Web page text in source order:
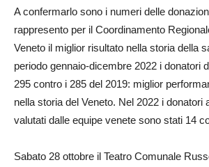
A confermarlo sono i numeri delle
rappresento per il Coordinamento
Veneto il miglior risultato nella storia della
periodo gennaio-dicembre 2022 i donatori
295 contro i 285 del 2019: miglior
nella storia del Veneto. Nel 2022 i donatori
valutati dalle equipe venete sono stati 14
Sabato 28 ottobre il Teatro Comunale